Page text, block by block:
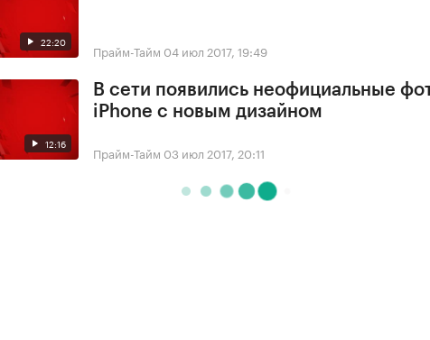
22:20 Прайм-Тайм 04 июл 2017, 19:49
12:16
В сети появились неофициальные
iPhone с новым дизайном
Прайм-Тайм 03 июл 2017, 20:11